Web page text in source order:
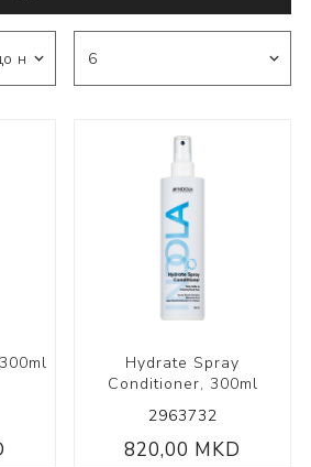
Hydrate Spray
Conditioner, 300ml
2963732
820,00 MKD